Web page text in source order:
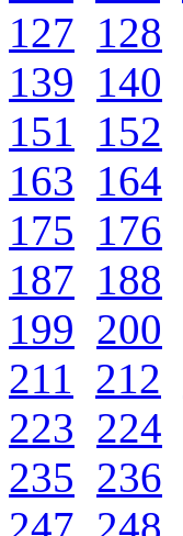
127 128
139 140
151
152
163 164
175 176
187 188
199 200
211 212
223 224
235 236